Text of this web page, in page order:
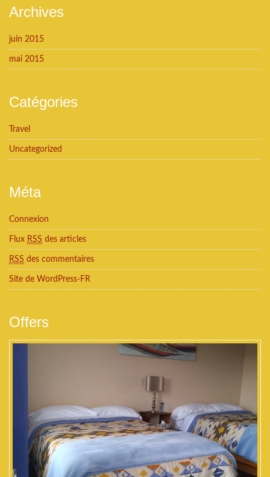
Archives
juin 2015
mai 2015
Catégories
Travel
Uncategorized
Méta
Connexion
Flux RSS des articles
RSS des commentaires
Site de WordPress-FR
Offers